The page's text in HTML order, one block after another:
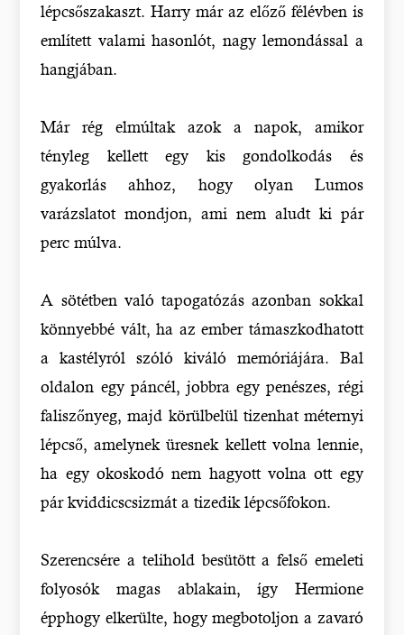
lépcsőszakaszt. Harry már az előző félévben is
említett valami hasonlót, nagy lemondással a
hangjában.
Már rég elmúltak azok a napok, amikor
tényleg kellett egy kis gondolkodás és
gyakorlás ahhoz, hogy olyan Lumos
varázslatot mondjon, ami nem aludt ki pár
perc múlva.
A sötétben való tapogatózás azonban sokkal
könnyebbé vált, ha az ember támaszkodhatott
a kastélyról szóló kiváló memóriájára. Bal
oldalon egy páncél, jobbra egy penészes, régi
faliszőnyeg, majd körülbelül tizenhat méternyi
lépcső, amelynek üresnek kellett volna lennie,
ha egy okoskodó nem hagyott volna ott egy
pár kviddicscsizmát a tizedik lépcsőfokon.
Szerencsére a telihold besütött a felső emeleti
folyosók magas ablakain, így Hermione
épphogy elkerülte, hogy megbotoljon a zavaró